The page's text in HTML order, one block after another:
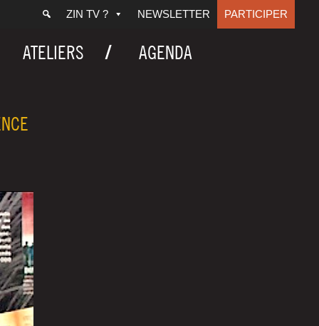
ZIN TV ? NEWSLETTER PARTICIPER
ATELIERS AGENDA